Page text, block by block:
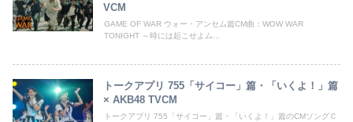
VCM
GAME OF WAR ウォー・アンセム篇CM曲：WOW WAR
TONIGHT ～時には起こせよム...
トークアプリ 755「サイコー」篇・「いくよ！」篇
× AKB48 TVCM
トークアプリ 755「サイコー」篇・「いくよ！」篇のCMソングＣ